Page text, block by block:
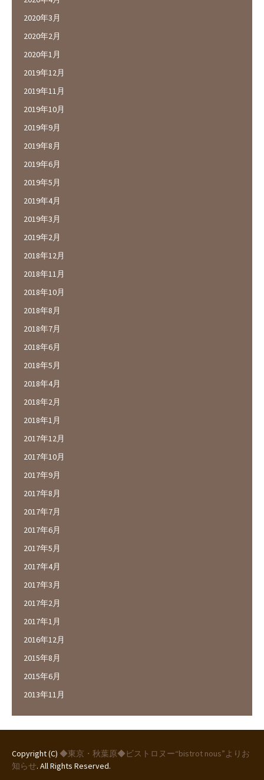
2020年3月
2020年2月
2020年1月
2019年12月
2019年11月
2019年10月
2019年9月
2019年8月
2019年6月
2019年5月
2019年4月
2019年3月
2019年2月
2018年12月
2018年11月
2018年10月
2018年8月
2018年7月
2018年6月
2018年5月
2018年4月
2018年2月
2018年1月
2017年12月
2017年10月
2017年9月
2017年8月
2017年7月
2017年6月
2017年5月
2017年4月
2017年3月
2017年2月
2017年1月
2016年12月
2015年8月
2015年6月
2013年11月
Copyright (C) ◆東京・秋葉原◆ビストロヌー“bistrot nous”よりお
知らせ. All Rights Reserved.